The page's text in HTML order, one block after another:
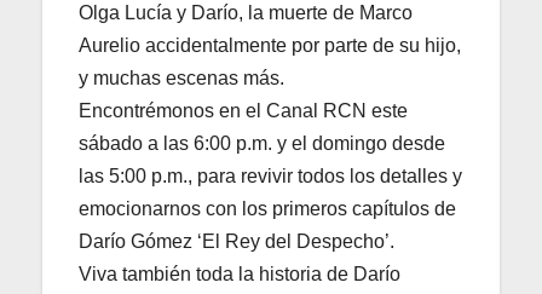
Olga Lucía y Darío, la muerte de Marco
Aurelio accidentalmente por parte de su hijo,
y muchas escenas más.
Encontrémonos en el Canal RCN este
sábado a las 6:00 p.m. y el domingo desde
las 5:00 p.m., para revivir todos los detalles y
emocionarnos con los primeros capítulos de
Darío Gómez ‘El Rey del Despecho’.
Viva también toda la historia de Darío